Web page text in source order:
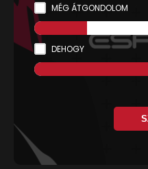
MÉG ÁTGONDOLOM
DEHOGY